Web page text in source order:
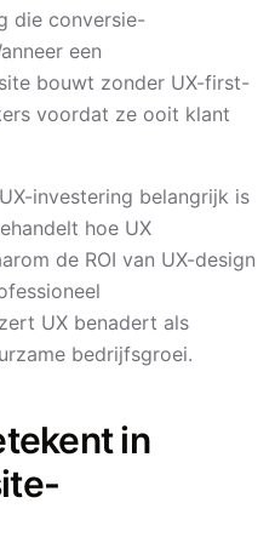
die conversie-
een
bouwt zonder UX-first-
voordat ze ooit klant
investering belangrijk is
hoe UX
de ROI van UX-design
UX benadert als
bedrijfsgroei.
in